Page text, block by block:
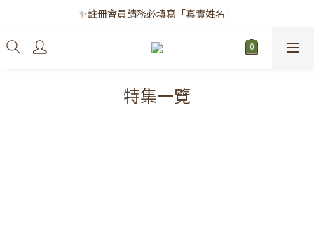
✨註冊會員請務必填寫「真實姓名」
✨註冊會員請務必填寫「真實姓名」
｜每月8日｜會員滿千免運日
特集一覽